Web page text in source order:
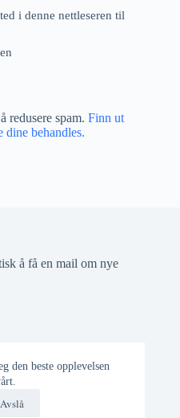
den beste opplevelsen
Avslå
i denne nettleseren til
redusere spam. Finn ut
dine behandles.
å få en mail om nye